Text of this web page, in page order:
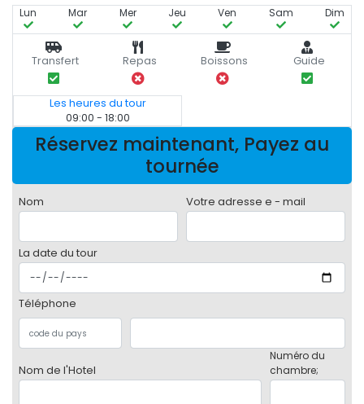
Lun Mar Mer Jeu Ven Sam Dim
Transfert Repas Boissons Guide
Les heures du tour
09:00 - 18:00
Réservez maintenant, Payez au
tournée
Nom Votre adresse e - mail
La date du tour
Téléphone
Nom de l'Hotel
Numéro du
chambre;